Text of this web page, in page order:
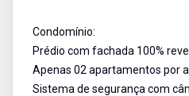
Condomínio:
Prédio com fachada 100%
Apenas 02 apartamentos por
Sistema de segurança com